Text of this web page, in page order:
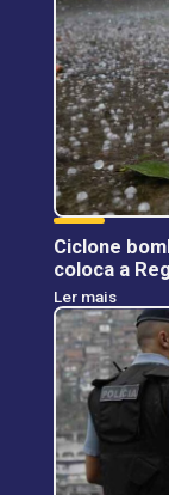
Ciclone
coloca a
Ler mais